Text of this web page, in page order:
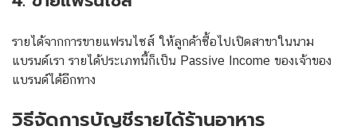
รายได้จากการขายแฟรนไซส์ ให้ลูกค้าซื้อไปเปิดสาขาในนาม
แบรนด์เรา รายได้ประเภทนี้ก็เป็น Passive Income ของเจ้าของ
แบรนด์ได้อีกทาง
วิธีจัดการบัญชีรายได้ร้านอาหาร